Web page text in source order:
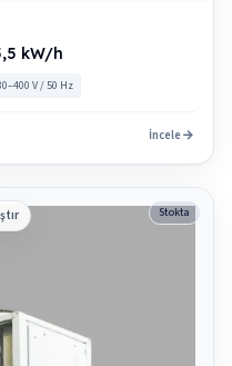
kW/h
V / 50 Hz
İncele
Stokta